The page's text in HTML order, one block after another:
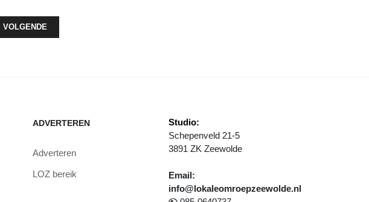
VOLGENDE ARTIKEL: AUTOBRAND
VOLGENDE
ADVERTEREN
Adverteren
LOZ bereik
Studio:
Schepenveld 21-5
3891 ZK Zeewolde
Email:
info@lokaleomroepzeewolde.nl